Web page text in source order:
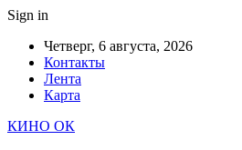
Sign in
Четверг, 6 августа, 2026
Контакты
Лента
Карта
КИНО ОК